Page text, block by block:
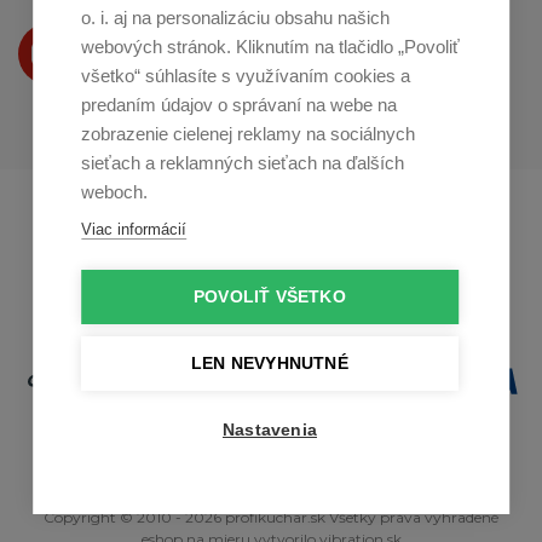
Produkty Vám predstavujeme
na Youtube
Profikuchař.cz
Copyright © 2010 - 2026 profikuchar.sk Všetky práva vyhradené
o. i. aj na personalizáciu obsahu našich
webových stránok. Kliknutím na tlačidlo „Povoliť
všetko“ súhlasíte s využívaním cookies a
predaním údajov o správaní na webe na
zobrazenie cielenej reklamy na sociálnych
sieťach a reklamných sieťach na ďalších
weboch.
Viac informácií
POVOLIŤ VŠETKO
LEN NEVYHNUTNÉ
Nastavenia